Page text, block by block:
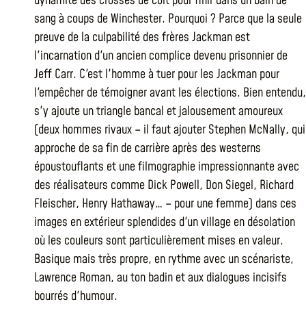
sang à coups de Winchester. Pourquoi ? Parce que la seule
preuve de la culpabilité des frères Jackman est
l'incarnation d'un ancien complice devenu prisonnier de
Jeff Carr. C'est l'homme à tuer pour les Jackman pour
l'empêcher de témoigner avant les élections. Bien entendu,
s'y ajoute un triangle bancal et jalousement amoureux
(deux hommes rivaux – il faut ajouter Stephen McNally, qui
approche de sa fin de carrière après des westerns
époustouflants et une filmographie impressionnante avec
des réalisateurs comme Dick Powell, Don Siegel, Richard
Fleischer, Henry Hathaway… – pour une femme) dans ces
images en extérieur splendides d'un village en désolation
où les couleurs sont particulièrement mises en valeur.
Basique mais très propre, en rythme avec un scénariste,
Lawrence Roman, au ton badin et aux dialogues incisifs
bourrés d'humour.